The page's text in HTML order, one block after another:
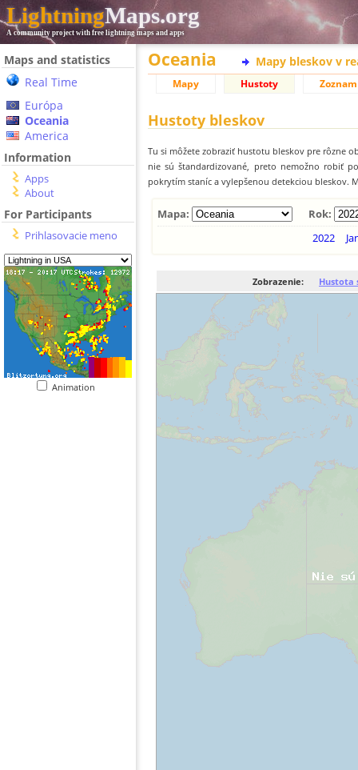
LightningMaps.org
A community project with free lightning maps and apps
Maps and statistics
Real Time
Európa
Oceania
America
Information
Apps
About
For Participants
Prihlasovacie meno
Animation
Oceania Mapy bleskov v
Mapy Hustoty Zoznam
Hustoty bleskov
Tu si môžete zobraziť hustotu bleskov pre rôzne
nie sú štandardizované, preto nemožno robiť
pokrytím staníc a vylepšenou detekciou bleskov.
Mapa:
Rok:
2022
Zobrazenie: Hustota